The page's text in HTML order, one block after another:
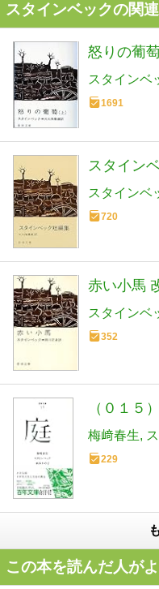
スタインベックの関
怒りの葡
スタインベ
1691
スタイン
スタインベ
720
赤い小馬
スタインベ
352
（０１５
梅﨑春生
229
この本を読んだ人が